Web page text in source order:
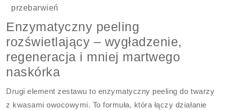
przebarwień
Enzymatyczny peeling
rozświetlający – wygładzenie,
regeneracja i mniej martwego
naskórka
Drugi element zestawu to enzymatyczny peeling do twarzy
z kwasami owocowymi. To formuła, która łączy działanie